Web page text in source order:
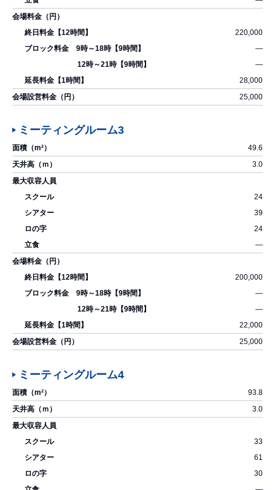
220,000
―
―
28,000
25,000
ミーティングルーム3
49.6
3.0
24
39
24
―
200,000
―
―
22,000
25,000
ミーティングルーム4
93.8
3.0
33
61
30